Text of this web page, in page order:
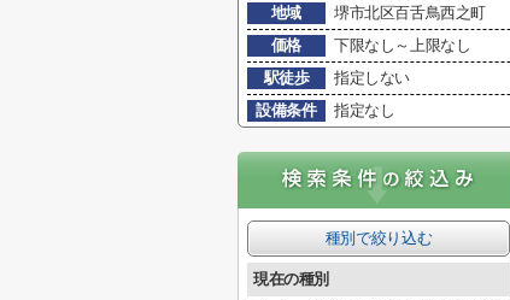
地域
堺市北区百舌鳥西之町
価格
下限なし～上限なし
駅徒歩
指定しない
設備条件
指定なし
種別で絞り込む
現在の種別